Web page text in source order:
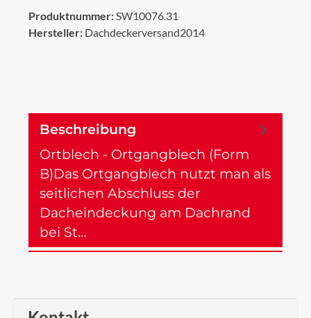
Produktnummer:SW10076.31
Hersteller: Dachdeckerversand2014
Beschreibung
Ortblech - Ortgangblech (Form
B)Das Ortgangblech nutzt man als
seitlichen Abschluss der
Dacheindeckung am Dachrand
bei St…